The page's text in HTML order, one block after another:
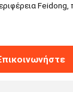
Feidong,